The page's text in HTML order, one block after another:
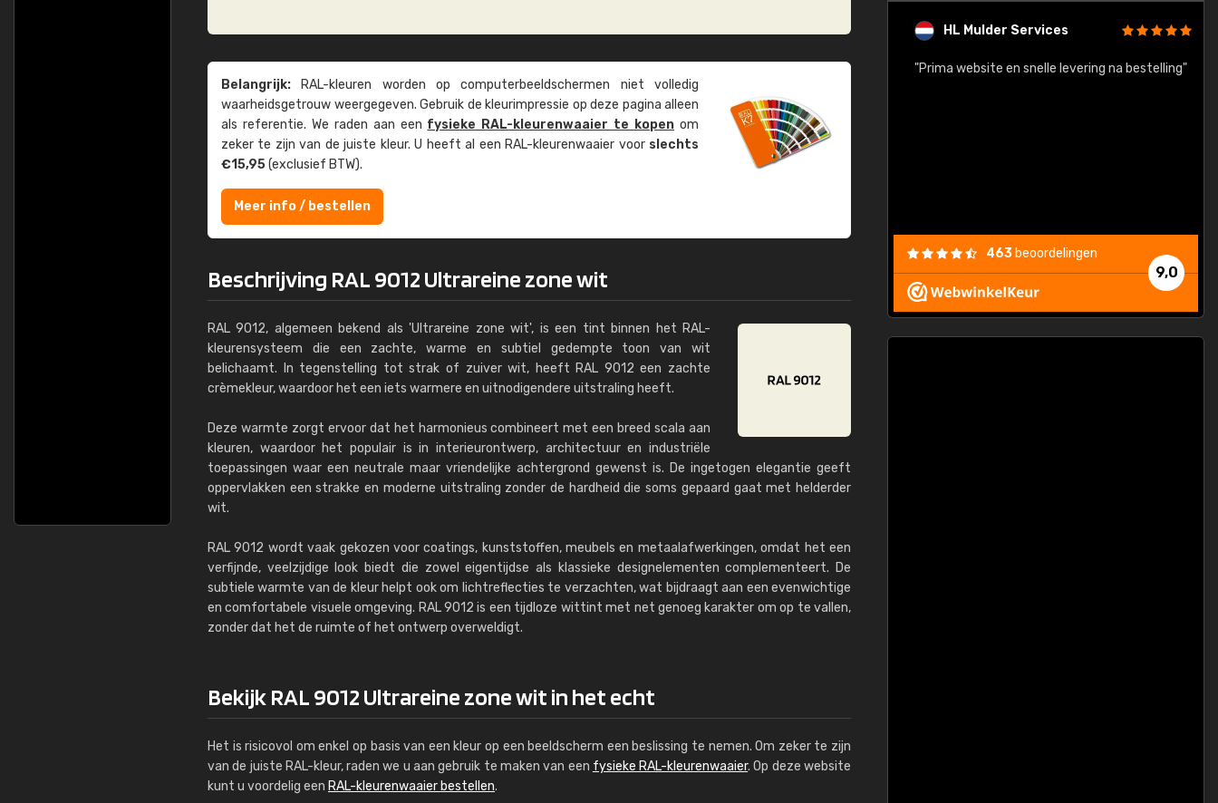
Belangrijk: RAL-kleuren worden op computer­beeld­schermen niet volledig
waarheids­­getrouw weer­gegeven. Gebruik de kleur­impressie op deze pagina alleen
als referentie. We raden aan een fysieke RAL-kleuren­waaier te kopen om
zeker te zijn van de juiste kleur. U heeft al een RAL-kleuren­waaier voor slechts
€15,95(exclusief BTW).
Meer info / bestellen
Beschrijving RAL 9012 Ultrareine zone wit
RAL 9012, algemeen bekend als 'Ultrareine zone wit', is een tint binnen het RAL-
kleurensysteem die een zachte, warme en subtiel gedempte toon van wit
belichaamt. In tegenstelling tot strak of zuiver wit, heeft RAL 9012 een zachte
crèmekleur, waardoor het een iets warmere en uitnodigendere uitstraling heeft.
Deze warmte zorgt ervoor dat het harmonieus combineert met een breed scala aan
kleuren, waardoor het populair is in interieurontwerp, architectuur en industriële
toepassingen waar een neutrale maar vriendelijke achtergrond gewenst is. De ingetogen elegantie geeft
oppervlakken een strakke en moderne uitstraling zonder de hardheid die soms gepaard gaat met helderder
wit.
RAL 9012 wordt vaak gekozen voor coatings, kunststoffen, meubels en metaalafwerkingen, omdat het een
verfijnde, veelzijdige look biedt die zowel eigentijdse als klassieke designelementen complementeert. De
subtiele warmte van de kleur helpt ook om lichtreflecties te verzachten, wat bijdraagt ​​aan een evenwichtige
en comfortabele visuele omgeving. RAL 9012 is een tijdloze wittint met net genoeg karakter om op te vallen,
zonder dat het de ruimte of het ontwerp overweldigt.
Bekijk RAL 9012 Ultrareine zone wit in het echt
Het is risicovol om enkel op basis van een kleur op een beeldscherm een beslissing te nemen. Om zeker te zijn
van de juiste RAL-kleur, raden we u aan gebruik te maken van een fysieke RAL-kleurenwaaier. Op deze website
kunt u voordelig een RAL-kleurenwaaier bestellen.
HL Mulder Services
"Prima website en snelle levering na bestelling"
9,0
463 beoordelingen